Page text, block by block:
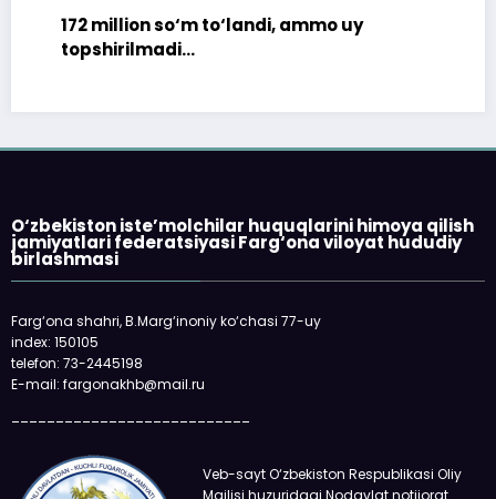
172 million so‘m to‘landi, ammo uy
topshirilmadi…
O‘zbekiston iste’molchilar huquqlarini himoya qilish
jamiyatlari federatsiyasi Farg‘ona viloyat hududiy
birlashmasi
Farg‘ona shahri, B.Marg‘inoniy ko‘chasi 77-uy
index: 150105
telefon: 73-2445198
E-mail: fargonakhb@mail.ru
Veb-sayt O‘zbekiston Respublikasi Oliy